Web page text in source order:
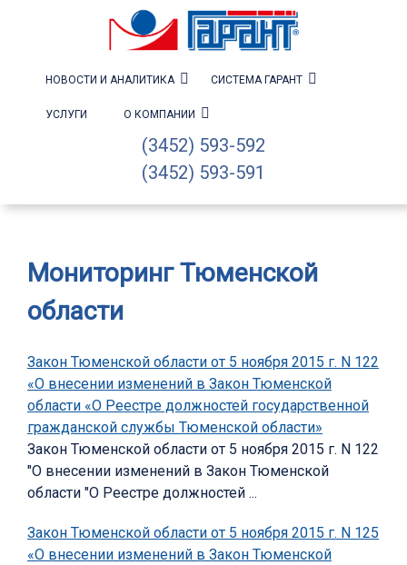
НОВОСТИ И АНАЛИТИКА СИСТЕМА ГАРАНТ
УСЛУГИ О КОМПАНИИ
(3452) 593-592
(3452) 593-591
Мониторинг Тюменской
области
Закон Тюменской области от 5 ноября 2015 г. N 122
«О внесении изменений в Закон Тюменской
области «О Реестре должностей государственной
гражданской службы Тюменской области»
Закон Тюменской области от 5 ноября 2015 г. N 122
"О внесении изменений в Закон Тюменской
области "О Реестре должностей ...
Закон Тюменской области от 5 ноября 2015 г. N 125
«О внесении изменений в Закон Тюменской